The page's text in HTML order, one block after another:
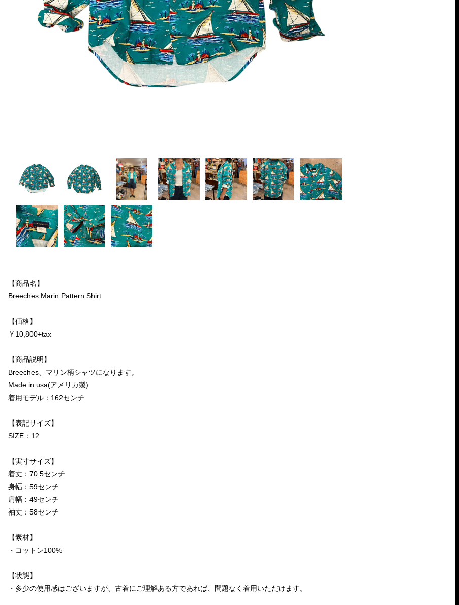
【商品名】
Breeches Marin Pattern Shirt
【価格】
￥10,800+tax
【商品説明】
Breeches、マリン柄シャツになります。
Made in usa(アメリカ製)
着用モデル：162センチ
【表記サイズ】
SIZE：12
【実寸サイズ】
着丈：70.5センチ
身幅：59センチ
肩幅：49センチ
袖丈：58センチ
【素材】
・コットン100%
【状態】
・多少の使用感はございますが、古着にご理解ある方であれば、問題なく着用いただけます。